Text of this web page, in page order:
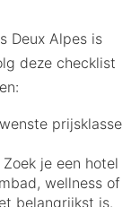
Deux Alpes is
deze checklist
prijsklasse
je een hotel
wellness of
belangrijkst is.